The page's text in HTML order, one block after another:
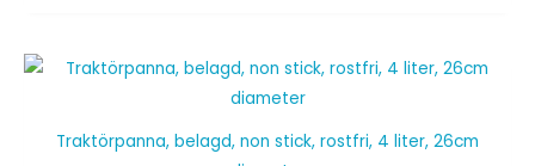
Traktörpanna, belagd, non stick, rostfri, 4 liter, 26cm